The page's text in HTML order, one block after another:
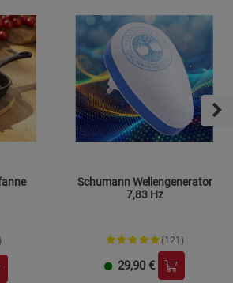
Schumann Wellengenerator
7,83 Hz
(121)
29,90 €